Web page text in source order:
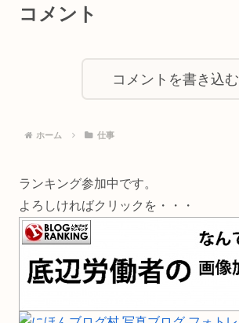
コメント
コメントを書き込む
ホーム 仕事
ランキング参加中です。
よろしければクリックを・・・